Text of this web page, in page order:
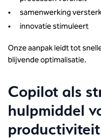
samenwerking
innovatie stimuleert
Onze aanpak leidt tot
blijvende optimalisatie.
Copilot als
hulpmiddel